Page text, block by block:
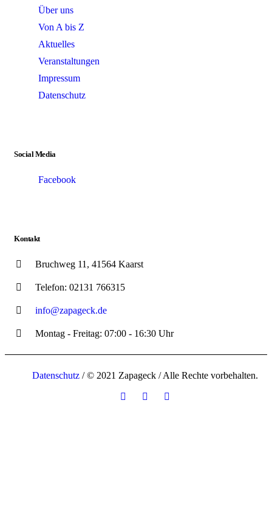
Über uns
Von A bis Z
Aktuelles
Veranstaltungen
Impressum
Datenschutz
Social Media
Facebook
Kontakt
Bruchweg 11, 41564 Kaarst
Telefon: 02131 766315
info@zapageck.de
Montag - Freitag: 07:00 - 16:30 Uhr
Datenschutz / © 2021 Zapageck / Alle Rechte vorbehalten.